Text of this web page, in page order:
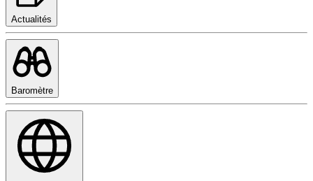
Actualités
Baromètre